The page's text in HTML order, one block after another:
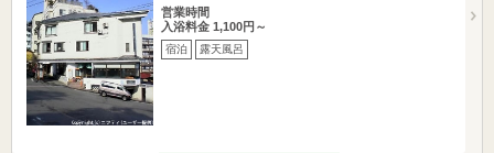
営業時間
入浴料金 1,100円～
宿泊 露天風呂